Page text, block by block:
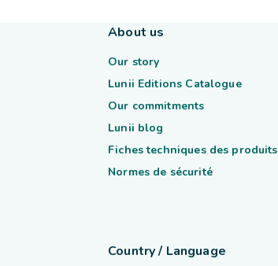
About us
Our story
Lunii Editions Catalogue
Our commitments
Lunii blog
Fiches techniques des produits
Normes de sécurité
Country / Language